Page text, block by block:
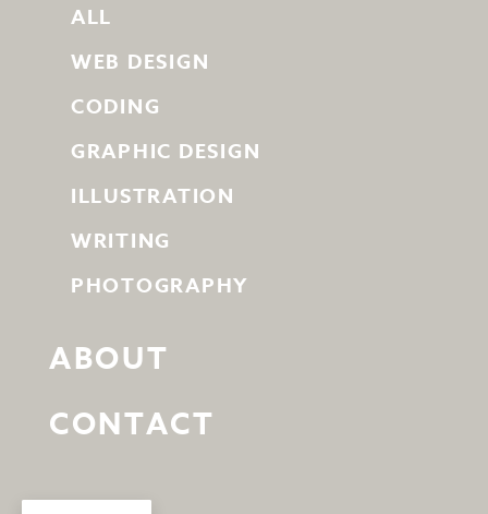
ALL
WEB DESIGN
CODING
GRAPHIC DESIGN
ILLUSTRATION
WRITING
PHOTOGRAPHY
ABOUT
CONTACT